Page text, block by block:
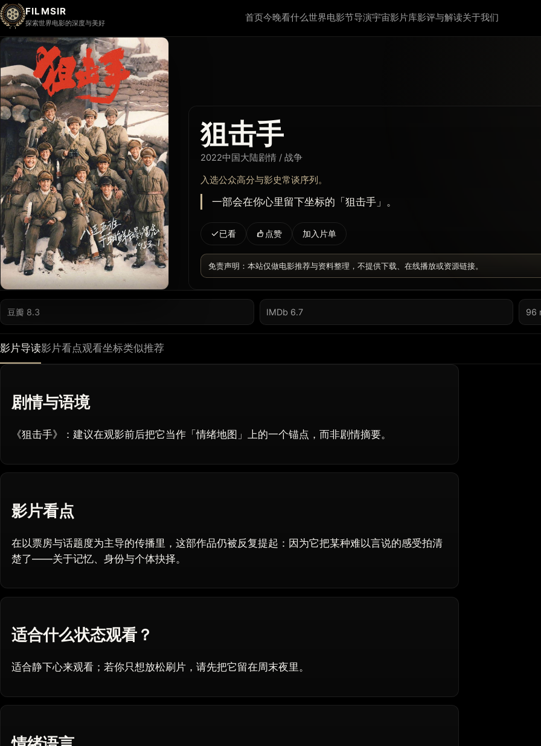
FILMSIR
探索世界电影的深度与美好 首页今晚看什么世界电影节导演宇宙影片库影评与解读关于我们
狙击手
2022中国大陆剧情 / 战争
入选公众高分与影史常谈序列。
一部会在你心里留下坐标的「狙击手」。
已看 点赞 加入片单
免责声明：本站仅做电影推荐与资料整理，不提供下载、在线播放或资源链接。
豆瓣 8.3 IMDb 6.7 96
影片导读影片看点观看坐标类似推荐
剧情与语境
《狙击手》：建议在观影前后把它当作「情绪地图」上的一个锚点，而非剧情摘要。
影片看点
在以票房与话题度为主导的传播里，这部作品仍被反复提起：因为它把某种难以言说的感受拍清
楚了——关于记忆、身份与个体抉择。
适合什么状态观看？
适合静下心来观看；若你只想放松刷片，请先把它留在周末夜里。